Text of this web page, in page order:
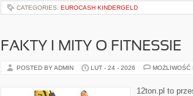
CATEGORIES: EUROCASH KINDERGELD
FAKTY I MITY O FITNESSIE
POSTED BY ADMIN LUT - 24 - 2026 MOŻLIWOŚĆ
12ton.pl to